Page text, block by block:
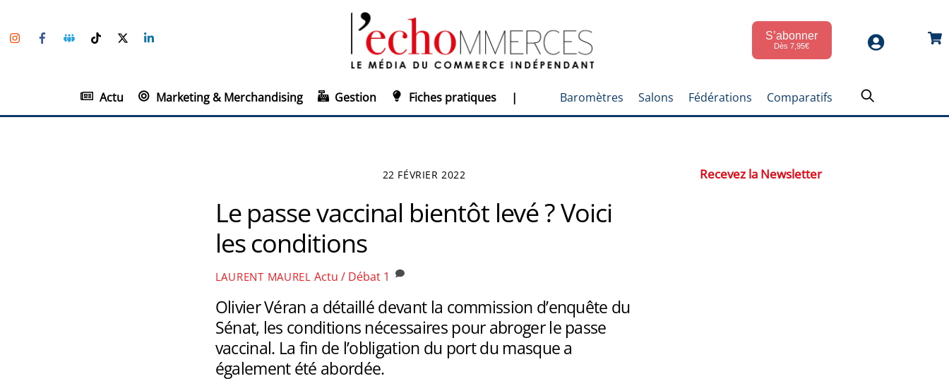
to
InstagramFacebookGroupe
Facebook
TikTokTwitter S’abonner
Dès 7,95€
Actu Marketing & Merchandising Gestion Fiches pratiques | Baromètres Salons Fédérations Comparatifs
22 FÉVRIER 2022
Le passe vaccinal bientôt levé ? Voici
les conditions
LAURENT MAUREL Actu / Débat 1
Olivier Véran a détaillé devant la commission d’enquête du
Sénat, les conditions nécessaires pour abroger le passe
vaccinal. La fin de l’obligation du port du masque a
également été abordée.
Recevez la Newsletter